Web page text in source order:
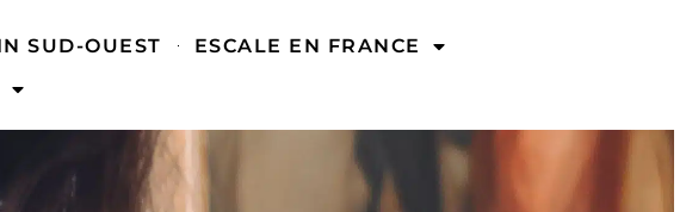
SUD-OUEST
ESCALE EN FRANCE